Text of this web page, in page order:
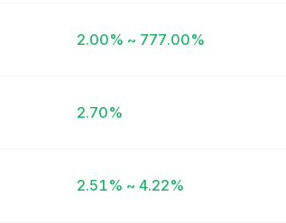
2.00% ~ 777.00%
2.70%
2.51% ~ 4.22%